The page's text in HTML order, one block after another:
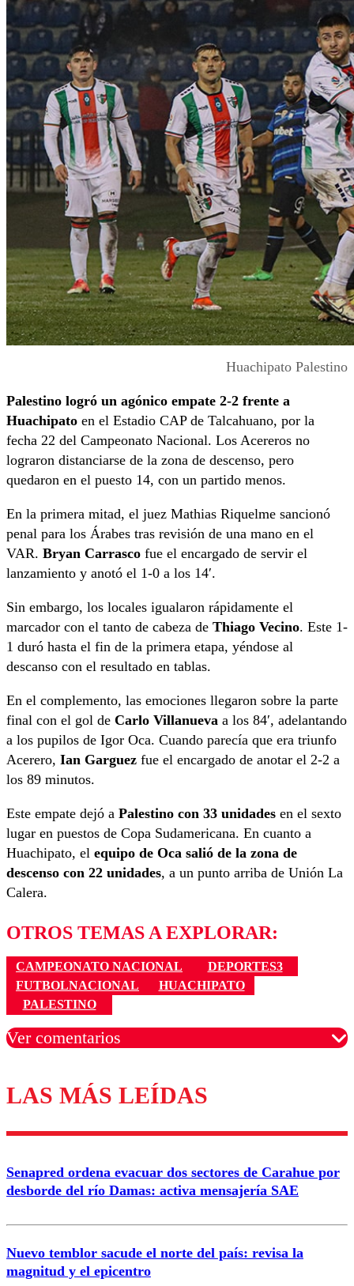
Huachipato Palestino
Palestino logró un agónico empate 2-2 frente a
Huachipato en el Estadio CAP de Talcahuano, por la
fecha 22 del Campeonato Nacional. Los Acereros no
lograron distanciarse de la zona de descenso, pero
quedaron en el puesto 14, con un partido menos.
En la primera mitad, el juez Mathias Riquelme sancionó
penal para los Árabes tras revisión de una mano en el
VAR. Bryan Carrasco fue el encargado de servir el
lanzamiento y anotó el 1-0 a los 14′.
Sin embargo, los locales igualaron rápidamente el
marcador con el tanto de cabeza de Thiago Vecino. Este 1-
1 duró hasta el fin de la primera etapa, yéndose al
descanso con el resultado en tablas.
En el complemento, las emociones llegaron sobre la parte
final con el gol de Carlo Villanueva a los 84′, adelantando
a los pupilos de Igor Oca. Cuando parecía que era triunfo
Acerero, Ian Garguez fue el encargado de anotar el 2-2 a
los 89 minutos.
Este empate dejó a Palestino con 33 unidades en el sexto
lugar en puestos de Copa Sudamericana. En cuanto a
Huachipato, el equipo de Oca salió de la zona de
descenso con 22 unidades, a un punto arriba de Unión La
Calera.
OTROS TEMAS A EXPLORAR:
CAMPEONATO NACIONAL
DEPORTES3
FUTBOLNACIONAL
HUACHIPATO
PALESTINO
Ver comentarios
Los comentarios son moderados para garantizar un
diálogo respetuoso.
Nombre
Correo
LAS MÁS LEÍDAS
Senapred ordena evacuar dos sectores de Carahue por
desborde del río Damas: activa mensajería SAE
Nuevo temblor sacude el norte del país: revisa la
magnitud y el epicentro